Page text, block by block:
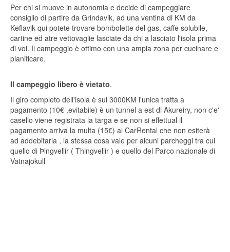
Per chi si muove in autonomia e decide di campeggiare
consiglio di partire da Grindavik, ad una ventina di KM da
Keflavik qui potete trovare bombolette del gas, caffe solubile,
cartine ed atre vettovaglie lasciate da chi a lasciato l'isola prima
di voi. Il campeggio è ottimo con una ampia zona per cucinare e
pianificare.
Il campeggio libero è vietato.
Il giro completo dell'isola è sui 3000KM l'unica tratta a
pagamento (10€ ,evitabile) è un tunnel a est di Akureiry, non c'e'
casello viene registrata la targa e se non si effettual il
pagamento arriva la multa (15€) al CarRental che non esiterà
ad addebitarla , la stessa cosa vale per alcuni parcheggi tra cui
quello di Þingvellir ( Thingvellir ) e quello del Parco nazionale di
Vatnajokull